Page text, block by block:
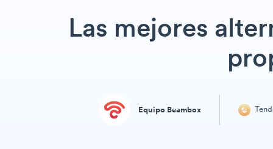
Las mejores
Equipo Beambox